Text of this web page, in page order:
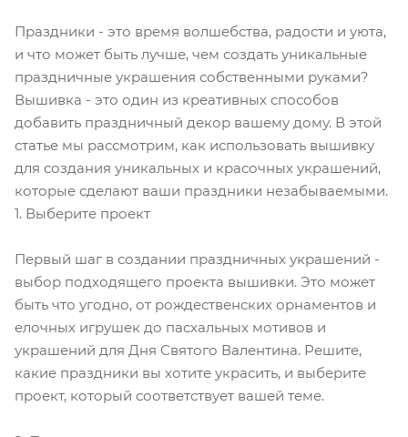
Праздники - это время волшебства, радости и уюта,
и что может быть лучше, чем создать уникальные
праздничные украшения собственными руками?
Вышивка - это один из креативных способов
добавить праздничный декор вашему дому. В этой
статье мы рассмотрим, как использовать вышивку
для создания уникальных и красочных украшений,
которые сделают ваши праздники незабываемыми.
1. Выберите проект
Первый шаг в создании праздничных украшений -
выбор подходящего проекта вышивки. Это может
быть что угодно, от рождественских орнаментов и
елочных игрушек до пасхальных мотивов и
украшений для Дня Святого Валентина. Решите,
какие праздники вы хотите украсить, и выберите
проект, который соответствует вашей теме.